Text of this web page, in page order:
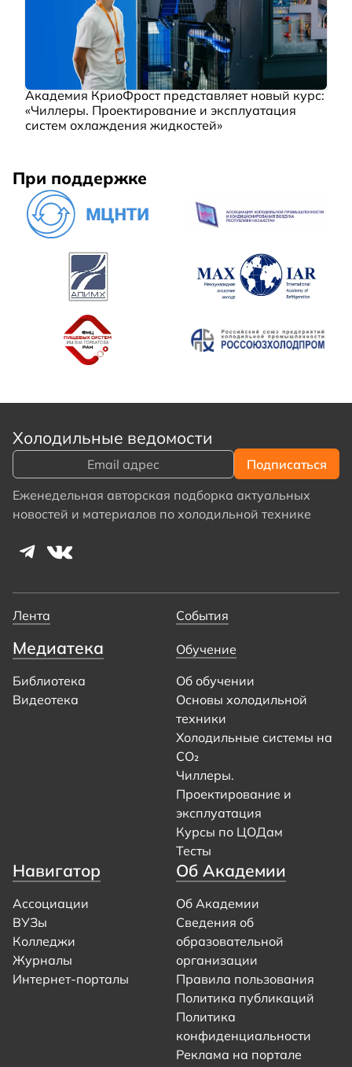
Академия КриоФрост представляет новый курс:
«Чиллеры. Проектирование и эксплуатация
систем охлаждения жидкостей»
При поддержке
Холодильные ведомости
Еженедельная авторская подборка актуальных
новостей и материалов по холодильной технике
Лента События
Медиатека
Библиотека
Видеотека
Обучение
Об обучении
Основы холодильной
техники
Холодильные системы на
CO₂
Чиллеры.
Проектирование и
эксплуатация
Курсы по ЦОДам
Тесты
Навигатор
Ассоциации
ВУЗы
Колледжи
Журналы
Интернет-порталы
Об Академии
Об Академии
Сведения об
образовательной
организации
Правила пользования
Политика публикаций
Политика
конфиденциальности
Реклама на портале